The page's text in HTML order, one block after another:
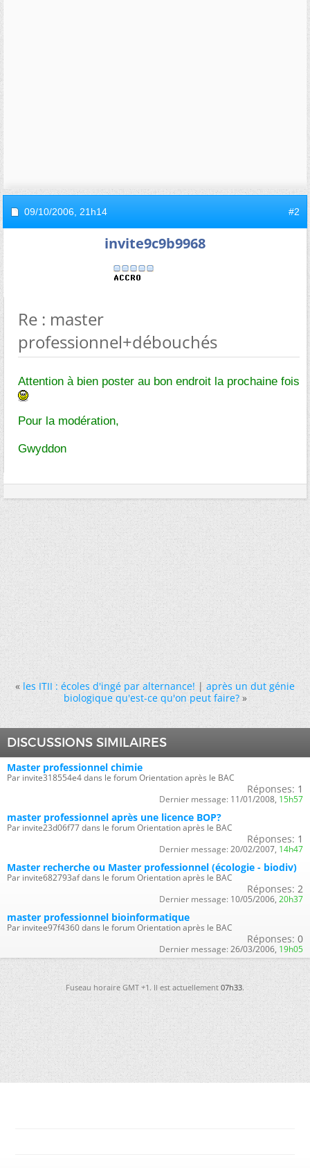
09/10/2006, 21h14 #2
invite9c9b9968
Re : master
professionnel+débouchés
Attention à bien poster au bon endroit la prochaine fois
Pour la modération,
Gwyddon
« les ITII : écoles d'ingé par alternance!|après un dut génie
biologique qu'est-ce qu'on peut faire? »
DISCUSSIONS SIMILAIRES
Master professionnel chimie
Par invite318554e4 dans le forum Orientation après le BAC
Réponses: 1
Dernier message: 11/01/2008, 15h57
master professionnel après une licence BOP?
Par invite23d06f77 dans le forum Orientation après le BAC
Réponses: 1
Dernier message: 20/02/2007, 14h47
Master recherche ou Master professionnel (écologie - biodiv)
Par invite682793af dans le forum Orientation après le BAC
Réponses: 2
Dernier message: 10/05/2006, 20h37
master professionnel bioinformatique
Par invitee97f4360 dans le forum Orientation après le BAC
Réponses: 0
Dernier message: 26/03/2006, 19h05
Fuseau horaire GMT +1. Il est actuellement07h33.